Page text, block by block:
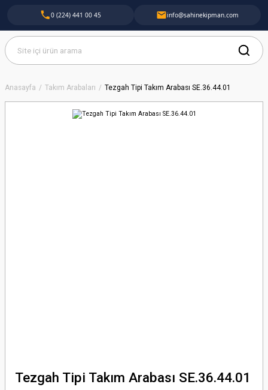
Anasayfa Takım Arabaları Tezgah Tipi Takım Arabası SE.36.44.01
Tezgah Tipi Takım Arabası SE.36.44.01
0 (224) 441 00 45 info@sahinekipman.com